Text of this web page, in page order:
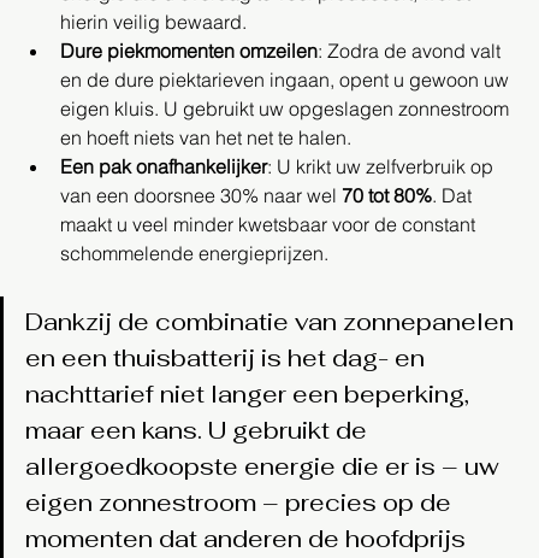
hierin veilig bewaard.
Dure piekmomenten omzeilen: Zodra de avond valt
en de dure piektarieven ingaan, opent u gewoon uw
eigen kluis. U gebruikt uw opgeslagen zonnestroom
en hoeft niets van het net te halen.
Een pak onafhankelijker: U krikt uw zelfverbruik op
van een doorsnee 30% naar wel 70 tot 80%. Dat
maakt u veel minder kwetsbaar voor de constant
schommelende energieprijzen.
Dankzij de combinatie van zonnepanelen
en een thuisbatterij is het dag- en
nachttarief niet langer een beperking,
maar een kans. U gebruikt de
allergoedkoopste energie die er is – uw
eigen zonnestroom – precies op de
momenten dat anderen de hoofdprijs